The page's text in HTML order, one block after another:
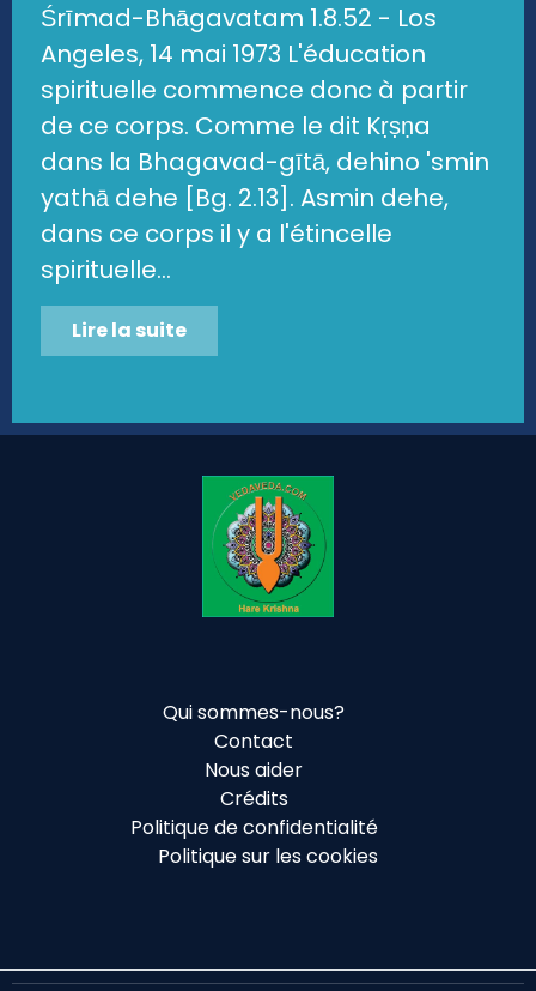
Śrīmad-Bhāgavatam 1.8.52 - Los
Angeles, 14 mai 1973 L'éducation
spirituelle commence donc à partir
de ce corps. Comme le dit Kṛṣṇa
dans la Bhagavad-gītā, dehino 'smin
yathā dehe [Bg. 2.13]. Asmin dehe,
dans ce corps il y a l'étincelle
spirituelle...
Lire la suite
Qui sommes-nous?
Contact
Nous aider
Crédits
Politique de confidentialité
Politique sur les cookies